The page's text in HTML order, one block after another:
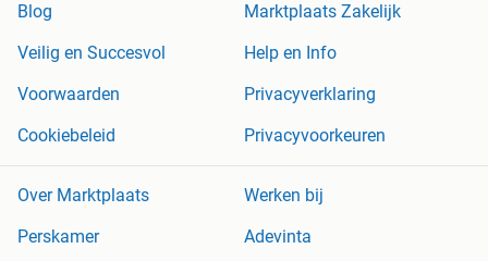
Blog
Marktplaats Zakelijk
Veilig en Succesvol
Help en Info
Voorwaarden
Privacyverklaring
Cookiebeleid
Privacyvoorkeuren
Over Marktplaats
Werken bij
Perskamer
Adevinta